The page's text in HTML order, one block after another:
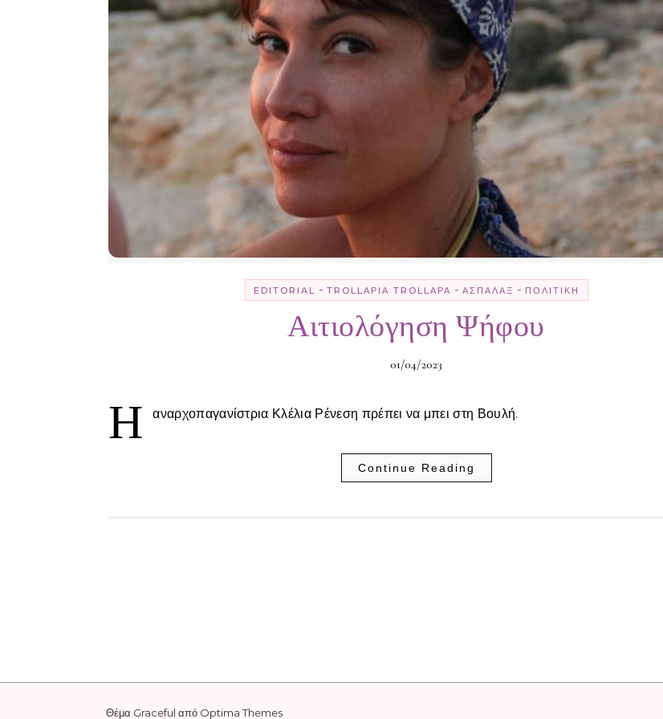
EDITORIAL - TROLLΑΡΊΑ TROLLΑΡΆ - ΑΣΠΆΛΑΞ - ΠΟΛΙΤΙΚΉ
Αιτιολόγηση Ψήφου
01/04/2023
Η αναρχοπαγανίστρια Κλέλια Ρένεση πρέπει να μπει στη Βουλή.
Continue Reading
Θέμα Graceful από Optima Themes